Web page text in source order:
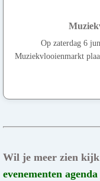
Op zaterdag 6
Muziekvlooienmarkt
Wil je meer zien
evenementen agenda